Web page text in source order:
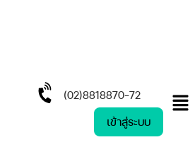
(02)8818870-72
เข้าสู่ระบบ